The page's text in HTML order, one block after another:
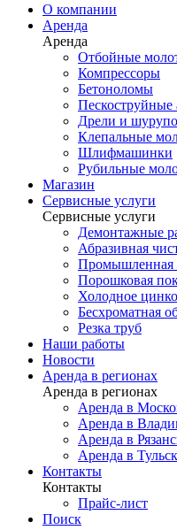
О компании
Аренда
Аренда
Отбойные
Компрессоры
Бетоноломы
Пескоструйные
Дрели и
Клепальные
Шлифмашинки
Рубильные
Магазин
Сервисные услуги
Сервисные услуги
Демонтажные
Абразивная
Промышленная
Порошковая
Холодное
Бесхроматная
Резка труб
Наши работы
Новости
Аренда в регионах
Аренда в регионах
Аренда в
Аренда в
Аренда в
Аренда в
Контакты
Контакты
Прайс-лист
Поиск